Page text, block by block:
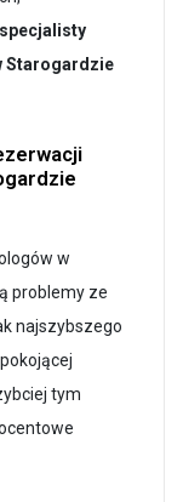
specjalisty
Starogardzie
w
problemy ze
najszybszego
tym